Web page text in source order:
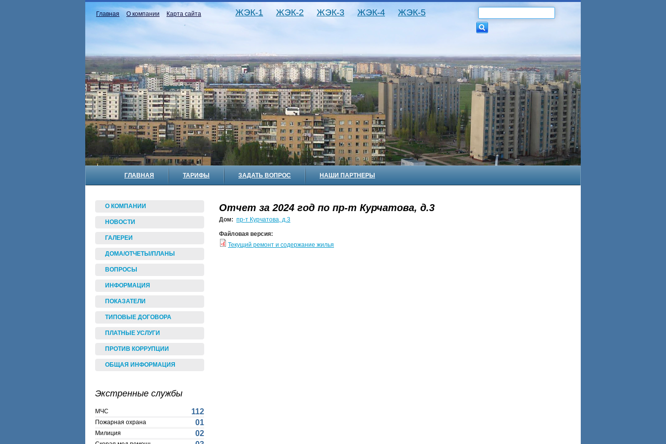
Главная О компании Карта сайта ЖЭК-1 ЖЭК-2 ЖЭК-3 ЖЭК-4 ЖЭК-5
ГЛАВНАЯ ТАРИФЫ ЗАДАТЬ ВОПРОС НАШИ ПАРТНЕРЫ
О КОМПАНИИ
НОВОСТИ
ГАЛЕРЕИ
ДОМА/ОТЧЕТЫ/ПЛАНЫ
ВОПРОСЫ
ИНФОРМАЦИЯ
ПОКАЗАТЕЛИ
ТИПОВЫЕ ДОГОВОРА
ПЛАТНЫЕ УСЛУГИ
ПРОТИВ КОРРУПЦИИ
ОБЩАЯ ИНФОРМАЦИЯ
Экстренные службы
МЧС 112
Пожарная охрана 01
Милиция 02
Отчет за 2024 год по пр-т Курчатова, д.3
Дом: пр-т Курчатова, д.3
Файловая версия:
Текущий ремонт и содержание жилья